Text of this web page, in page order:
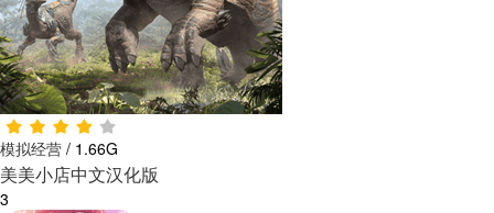
模拟经营 / 1.66G
美美小店中文汉化版
3